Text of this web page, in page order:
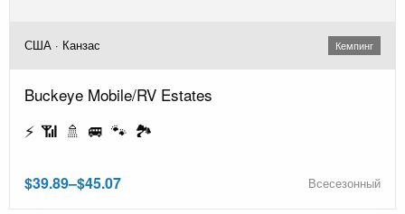
США · Канзас Кемпинг
Buckeye Mobile/RV Estates
⚡ 📶 🚿 🚐 🐾 🏞️
$39.89–$45.07 Всесезонный